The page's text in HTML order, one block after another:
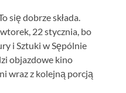
się dobrze składa.
22 stycznia, bo
i Sztuki w Sępólnie
objazdowe kino
wraz z kolejną porcją